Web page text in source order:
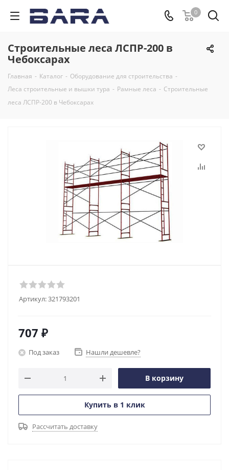
0
Строительные леса ЛСПР-200 в
Чебоксарах
Главная - Каталог - Оборудование для строительства -
Леса строительные и вышки тура - Рамные леса - Строительные
леса ЛСПР-200 в Чебоксарах
Артикул:321793201
707 ₽
Под заказ Нашли дешевле?
В корзину
Купить в 1 клик
Рассчитать доставку